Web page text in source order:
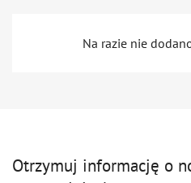
Na razie nie
Otrzymuj informację o